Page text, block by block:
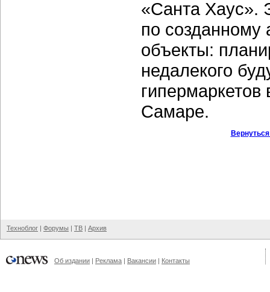
«Санта Хаус».
по созданному
объекты:
недалекого
Самаре.
Техноблог | Форумы | ТВ | Архив
Об издании | Реклама | Вакансии | Контакты